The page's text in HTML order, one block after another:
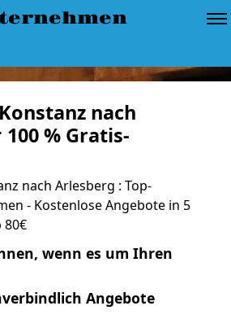
nach
% Gratis-
nach Arlesberg : Top-
- Kostenlose Angebote in 5
80€
wenn es um Ihren
Angebote